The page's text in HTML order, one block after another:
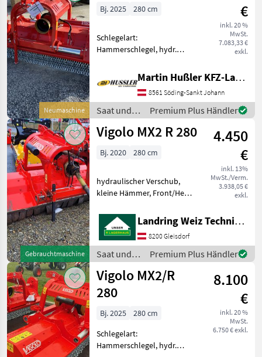
Neumaschine
€
inkl. 20 %
MwSt.
7.083,33 €
exkl.
Bj. 2025 280 cm
Schlegelart:
Hammerschlegel, hydr.
Freilauf im Getriebe Zum
Verkauf steht ein neuer
Vigolo MX2/ R 280 Mulcher! •
Verschiebung hydraulisch
50
Martin Hußler KFZ-Landtechnik
8561 Söding-Sankt Johann
Saat und
Pflege /
Vigolo
Premium Plus Händler
Gebrauchtmaschine
Vigolo MX2 R 280
4.450
€
inkl. 13%
MwSt./Verm.
3.938,05 €
exkl.
Bj. 2020 280 cm
hydraulischer Verschub,
kleine Hämmer, Front/Heck
Schlägelhäcksler
Landring Weiz Technikzentrum Süd
8200 Gleisdorf
Saat und
Pflege /
Vigolo
Premium Plus Händler
Vigolo MX2/R
280
8.100
€
inkl. 20 %
MwSt.
6.750 € exkl.
Bj. 2025
280 cm
Schlegelart:
Hammerschlegel, hydr.